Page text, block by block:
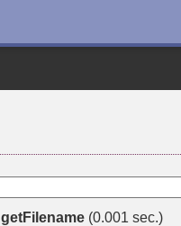
getFilename (0.001 sec.)